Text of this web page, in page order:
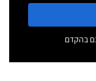
בהקדם